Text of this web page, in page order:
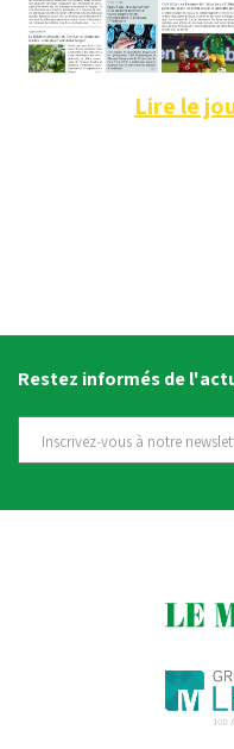
Lire le
Restez informés de